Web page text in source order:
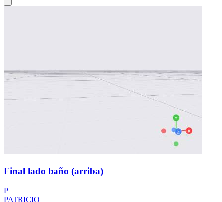
Final lado baño (arriba)
P
PATRICIO